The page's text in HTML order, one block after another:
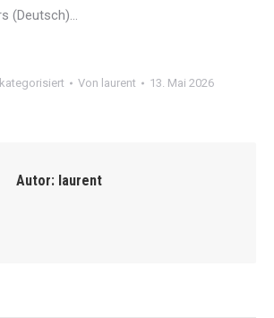
(Deutsch)…
Von laurent 13. Mai 2026
Autor: laurent